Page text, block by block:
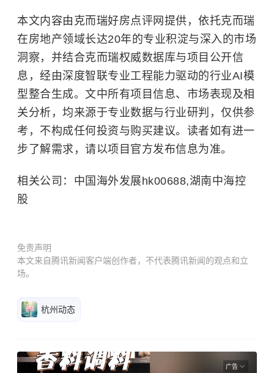
本文内容由克而瑞好房点评网提供，依托克而瑞
在房地产领域长达20年的专业积淀与深入的市场
洞察，并结合克而瑞权威数据库与项目公开信
息，经由深度智联专业工程能力驱动的行业AI模
型整合生成。文中所有项目信息、市场表现及相
关分析，均来源于专业数据与行业研判，仅供参
考，不构成任何投资与购买建议。读者如有进一
步了解需求，请以项目官方发布信息为准。
相关公司：中国海外发展hk00688,湖南中海控
股
免责声明
本文来自腾讯新闻客户端创作者，不代表腾讯新闻的观点和立
场。
杭州动态
广告